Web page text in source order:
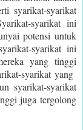
syarikat-syarikat
syarikat ini
potensi untuk
syarikat ini
yang tinggi
syarikat yang
syarikat-syarikat
juga tergolong